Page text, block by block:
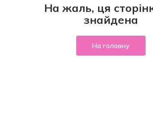
На жаль, ця
знайдена
На головну